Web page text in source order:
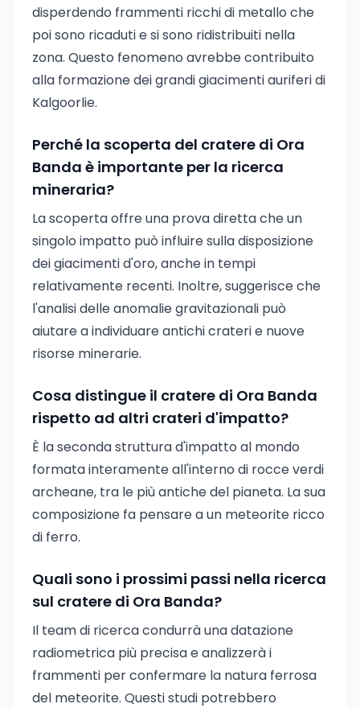
disperdendo frammenti ricchi di metallo che
poi sono ricaduti e si sono ridistribuiti nella
zona. Questo fenomeno avrebbe contribuito
alla formazione dei grandi giacimenti auriferi di
Kalgoorlie.
Perché la scoperta del cratere di Ora
Banda è importante per la ricerca
mineraria?
La scoperta offre una prova diretta che un
singolo impatto può influire sulla disposizione
dei giacimenti d'oro, anche in tempi
relativamente recenti. Inoltre, suggerisce che
l'analisi delle anomalie gravitazionali può
aiutare a individuare antichi crateri e nuove
risorse minerarie.
Cosa distingue il cratere di Ora Banda
rispetto ad altri crateri d'impatto?
È la seconda struttura d'impatto al mondo
formata interamente all'interno di rocce verdi
archeane, tra le più antiche del pianeta. La sua
composizione fa pensare a un meteorite ricco
di ferro.
Quali sono i prossimi passi nella ricerca
sul cratere di Ora Banda?
Il team di ricerca condurrà una datazione
radiometrica più precisa e analizzerà i
frammenti per confermare la natura ferrosa
del meteorite. Questi studi potrebbero